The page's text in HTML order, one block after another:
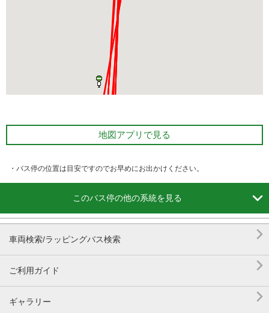
地図アプリで見る
・バス停の位置は目安ですのでお早めにお出かけください。
このバス停の他の系統を見る 
車両検索/ラッピングバス検索 
ご利用ガイド 
ギャラリー 